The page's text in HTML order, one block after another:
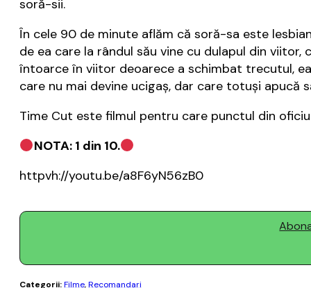
soră-sii.
În cele 90 de minute aflăm că soră-sa este
de ea care la rândul său vine cu dulapul din
întoarce în viitor deoarece a schimbat trecutul,
care nu mai devine ucigaş, dar care totuşi apucă
Time Cut este filmul pentru care punctul din
NOTA: 1 din 10.
httpvh://youtu.be/a8F6yN56zB0
Categorii:Filme,Recomandari